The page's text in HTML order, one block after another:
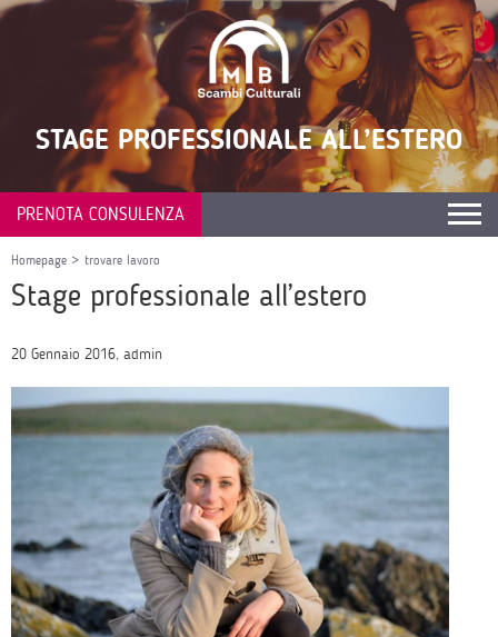
STAGE PROFESSIONALE ALL’ESTERO
PRENOTA CONSULENZA
Homepage > trovare lavoro
Stage professionale all’estero
20 Gennaio 2016, admin